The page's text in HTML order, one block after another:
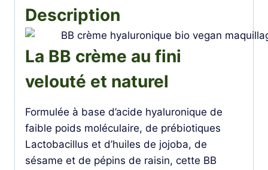
Description
La BB crème au fini
velouté et naturel
Formulée à base d’acide hyaluronique de
faible poids moléculaire, de prébiotiques
Lactobacillus et d’huiles de jojoba, de
sésame et de pépins de raisin, cette BB